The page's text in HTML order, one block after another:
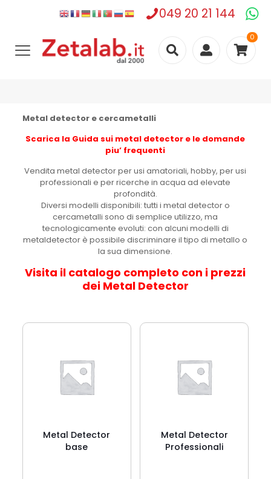
049 20 21 144
0
Metal detector e cercametalli
Scarica la Guida sui metal detector e le domande
piu’ frequenti
Vendita metal detector per usi amatoriali, hobby, per usi
professionali e per ricerche in acqua ad elevate
profondità.
Diversi modelli disponibili: tutti i metal detector o
cercametalli sono di semplice utilizzo, ma
tecnologicamente evoluti: con alcuni modelli di
metaldetector è possibile discriminare il tipo di metallo o
la sua dimensione.
Visita il catalogo completo con i prezzi
dei Metal Detector
Metal Detector
base
Metal Detector
Professionali